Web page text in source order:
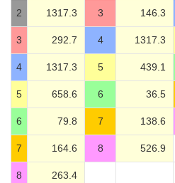
2 1317.3 3 146.3
3 292.7 4 1317.3
4 1317.3 5 439.1
5 658.6 6 36.5
6 79.8 7 138.6
7 164.6 8 526.9
8 263.4